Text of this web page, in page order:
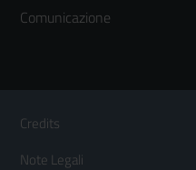
Comunicazione
Footer
Menù
Credits
Note Legali